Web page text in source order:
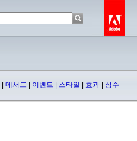
메서드 이벤트 스타일 효과 상수